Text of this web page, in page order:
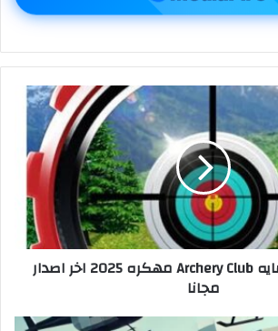
تحميل لعبه الرمايه Archery Club مهكره 2025 اخر اصدار
مجانا